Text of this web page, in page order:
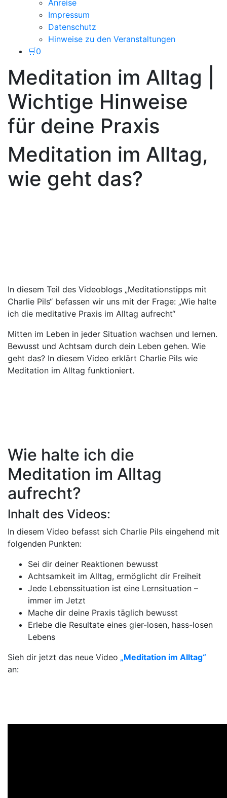
Anreise
Impressum
Datenschutz
Hinweise zu den Veranstaltungen
🛒0
Meditation im Alltag |
Wichtige Hinweise
für deine Praxis
Meditation im Alltag,
wie geht das?
In diesem Teil des Videoblogs „Meditationstipps mit
Charlie Pils“ befassen wir uns mit der Frage: „Wie halte
ich die meditative Praxis im Alltag aufrecht“
Mitten im Leben in jeder Situation wachsen und lernen.
Bewusst und Achtsam durch dein Leben gehen. Wie
geht das? In diesem Video erklärt Charlie Pils wie
Meditation im Alltag funktioniert.
Wie halte ich die
Meditation im Alltag
aufrecht?
Inhalt des Videos:
In diesem Video befasst sich Charlie Pils eingehend mit
folgenden Punkten:
Sei dir deiner Reaktionen bewusst
Achtsamkeit im Alltag, ermöglicht dir Freiheit
Jede Lebenssituation ist eine Lernsituation –
immer im Jetzt
Mache dir deine Praxis täglich bewusst
Erlebe die Resultate eines gier-losen, hass-losen
Lebens
Sieh dir jetzt das neue Video „Meditation im Alltag“
an: